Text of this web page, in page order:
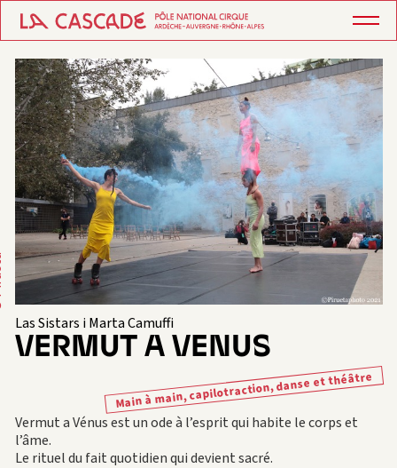
Las Sistars i Marta Camuffi
VERMUT A VENUS
Main à main, capilotraction, danse et théâtre
Vermut a Vénus est un ode à l’esprit qui habite le corps et
l’âme.
Le rituel du fait quotidien qui devient sacré.